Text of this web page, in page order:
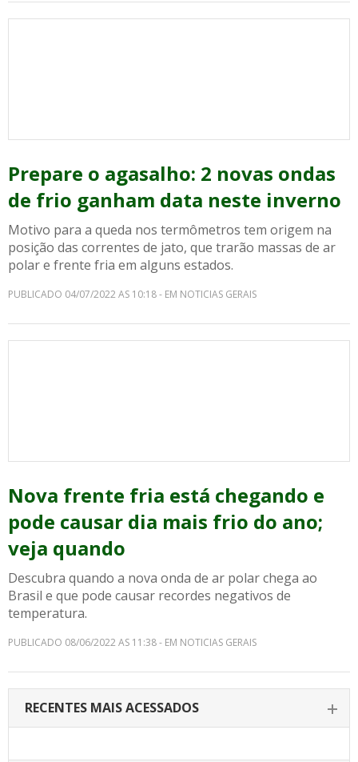
Prepare o agasalho: 2 novas ondas
de frio ganham data neste inverno
Motivo para a queda nos termômetros tem origem na
posição das correntes de jato, que trarão massas de ar
polar e frente fria em alguns estados.
PUBLICADO 04/07/2022 AS 10:18 - EM NOTICIAS GERAIS
Nova frente fria está chegando e
pode causar dia mais frio do ano;
veja quando
Descubra quando a nova onda de ar polar chega ao
Brasil e que pode causar recordes negativos de
temperatura.
PUBLICADO 08/06/2022 AS 11:38 - EM NOTICIAS GERAIS
RECENTES MAIS ACESSADOS